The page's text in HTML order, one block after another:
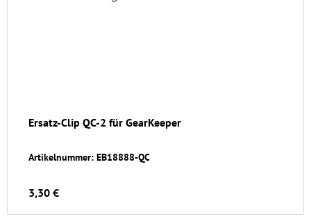
Ersatz-Clip QC-2 für GearKeeper
Artikelnummer: EB18888-QC
3,30 €